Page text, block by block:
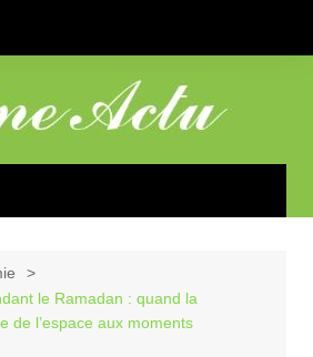
le Ramadan : quand la
de l’espace aux moments